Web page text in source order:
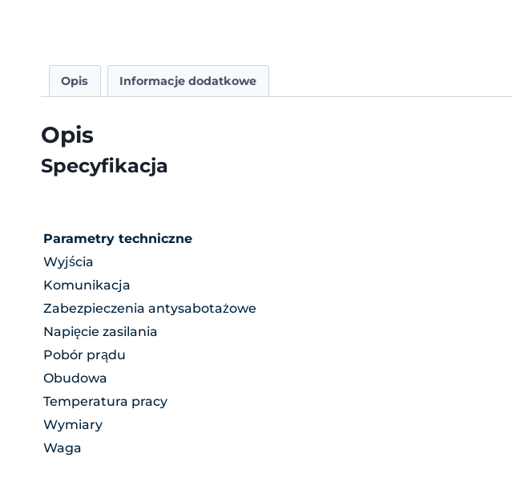
Opis Informacje dodatkowe
Opis
Specyfikacja
Parametry techniczne
Wyjścia
Komunikacja
Zabezpieczenia antysabotażowe
Napięcie zasilania
Pobór prądu
Obudowa
Temperatura pracy
Wymiary
Waga